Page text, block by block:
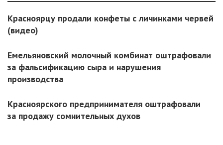
Красноярцу продали конфеты с личинками червей
(видео)
Емельяновский молочный комбинат оштрафовали
за фальсификацию сыра и нарушения
производства
Красноярского предпринимателя оштрафовали
за продажу сомнительных духов